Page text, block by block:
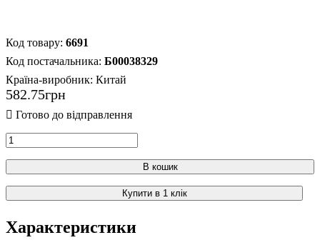
6691
Б00038329
Країна-виробник: Китай
582.75грн
В кошик
Купити в 1 клік
Характеристики